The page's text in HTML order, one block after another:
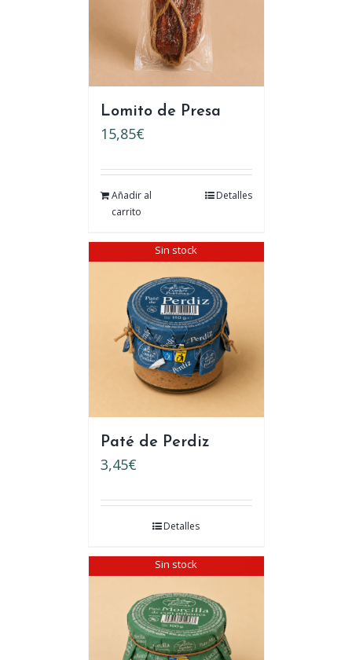
Lomito de Presa
15,85€
Añadir al
carrito
Detalles
Sin stock
Paté de Perdiz
3,45€
Detalles
Sin stock